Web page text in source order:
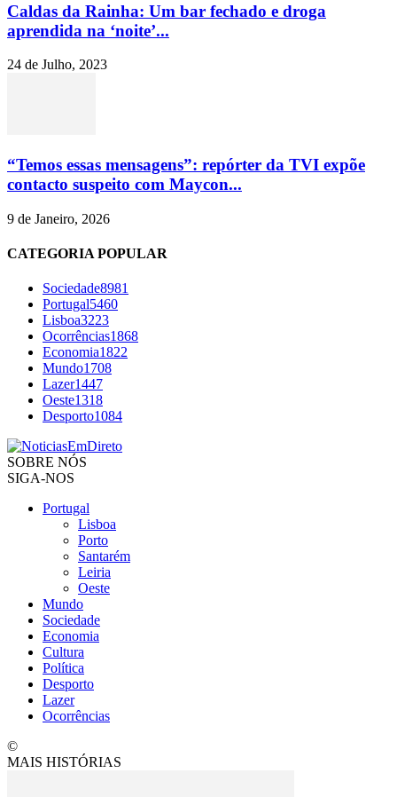
Caldas da Rainha: Um bar fechado e droga
aprendida na ‘noite’...
24 de Julho, 2023
“Temos essas mensagens”: repórter da TVI expõe
contacto suspeito com Maycon...
9 de Janeiro, 2026
CATEGORIA POPULAR
Sociedade8981
Portugal5460
Lisboa3223
Ocorrências1868
Economia1822
Mundo1708
Lazer1447
Oeste1318
Desporto1084
SOBRE NÓS
SIGA-NOS
Portugal
Lisboa
Porto
Santarém
Leiria
Oeste
Mundo
Sociedade
Economia
Cultura
Política
Desporto
Lazer
Ocorrências
©
MAIS HISTÓRIAS